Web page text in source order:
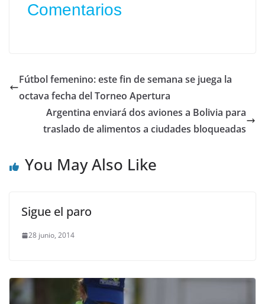
Comentarios
Fútbol femenino: este fin de semana se juega la
octava fecha del Torneo Apertura
Argentina enviará dos aviones a Bolivia para
traslado de alimentos a ciudades bloqueadas
You May Also Like
Sigue el paro
28 junio, 2014